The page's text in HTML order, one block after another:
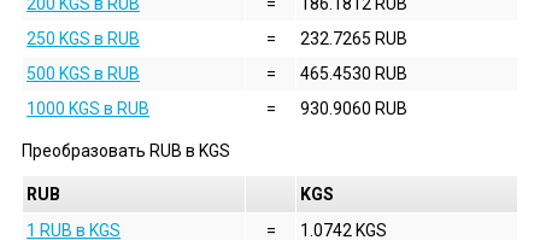
250 KGS в RUB
=
232.7265 RUB
500 KGS в RUB
=
465.4530 RUB
1000 KGS в RUB
= 930.9060 RUB
Преобразовать RUB в KGS
RUB
KGS
1 RUB в KGS
=
1.0742 KGS